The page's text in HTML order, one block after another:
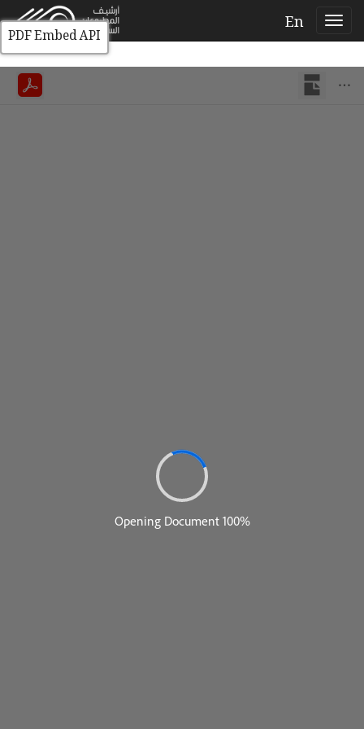
En
PDF Embed API